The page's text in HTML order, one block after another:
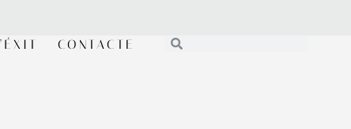
CONTACTE